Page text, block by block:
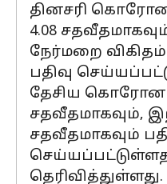
தினசரி
4.08
நேர்மறை விகிதம்
பதிவு
தேசிய கொரோனா
சதவீதமாகவும்,
சதவீதமாகவும்
தெரிவித்துள்ளது.